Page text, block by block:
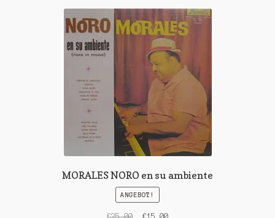
MORALES NORO en su ambiente
ANGEBOT!
Ursprünglicher
Aktueller